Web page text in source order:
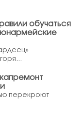
обучаться
юнармейские
перекроют